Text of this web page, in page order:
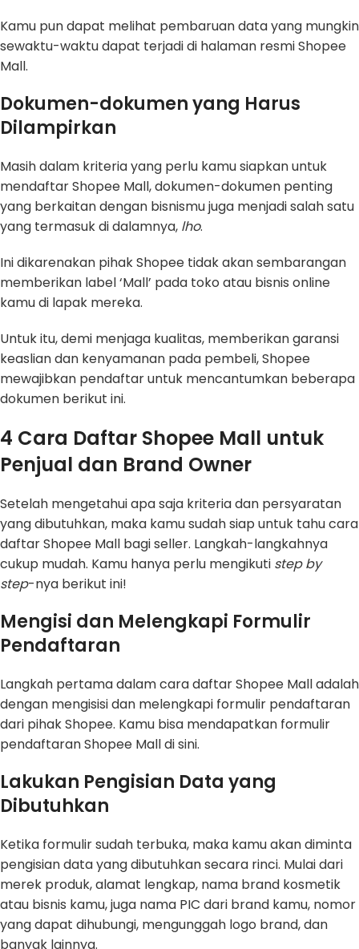
Kamu pun dapat melihat pembaruan data yang mungkin
sewaktu-waktu dapat terjadi di halaman resmi Shopee
Mall.
Dokumen-dokumen yang Harus
Dilampirkan
Masih dalam kriteria yang perlu kamu siapkan untuk
mendaftar Shopee Mall, dokumen-dokumen penting
yang berkaitan dengan bisnismu juga menjadi salah satu
yang termasuk di dalamnya, lho.
Ini dikarenakan pihak Shopee tidak akan sembarangan
memberikan label ‘Mall’ pada toko atau bisnis online
kamu di lapak mereka.
Untuk itu, demi menjaga kualitas, memberikan garansi
keaslian dan kenyamanan pada pembeli, Shopee
mewajibkan pendaftar untuk mencantumkan beberapa
dokumen berikut ini.
4 Cara Daftar Shopee Mall untuk
Penjual dan Brand Owner
Setelah mengetahui apa saja kriteria dan persyaratan
yang dibutuhkan, maka kamu sudah siap untuk tahu cara
daftar Shopee Mall bagi seller. Langkah-langkahnya
cukup mudah. Kamu hanya perlu mengikuti step by
step-nya berikut ini!
Mengisi dan Melengkapi Formulir
Pendaftaran
Langkah pertama dalam cara daftar Shopee Mall adalah
dengan mengisisi dan melengkapi formulir pendaftaran
dari pihak Shopee. Kamu bisa mendapatkan formulir
pendaftaran Shopee Mall di sini.
Lakukan Pengisian Data yang
Dibutuhkan
Ketika formulir sudah terbuka, maka kamu akan diminta
pengisian data yang dibutuhkan secara rinci. Mulai dari
merek produk, alamat lengkap, nama brand kosmetik
atau bisnis kamu, juga nama PIC dari brand kamu, nomor
yang dapat dihubungi, mengunggah logo brand, dan
banyak lainnya.